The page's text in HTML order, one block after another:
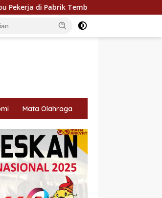
Holding Perkebunan Nusantara
Mata Olahraga